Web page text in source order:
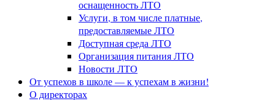
оснащенность ЛТО
Услуги, в том числе платные,
предоставляемые ЛТО
Доступная среда ЛТО
Организация питания ЛТО
Новости ЛТО
От успехов в школе — к успехам в жизни!
О директорах